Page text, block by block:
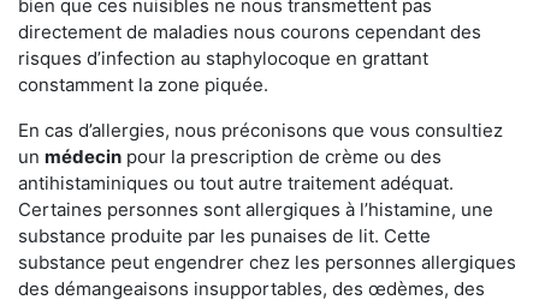
bien que ces nuisibles ne nous transmettent pas
directement de maladies nous courons cependant des
risques d’infection au staphylocoque en grattant
constamment la zone piquée.
En cas d’allergies, nous préconisons que vous consultiez
un médecin pour la prescription de crème ou des
antihistaminiques ou tout autre traitement adéquat.
Certaines personnes sont allergiques à l’histamine, une
substance produite par les punaises de lit. Cette
substance peut engendrer chez les personnes allergiques
des démangeaisons insupportables, des œdèmes, des